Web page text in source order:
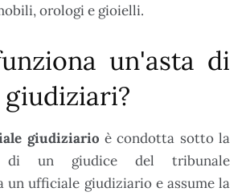
orologi e gioielli.
un'asta di
giudiziario è condotta sotto la
di un giudice del tribunale
un ufficiale giudiziario e assume la